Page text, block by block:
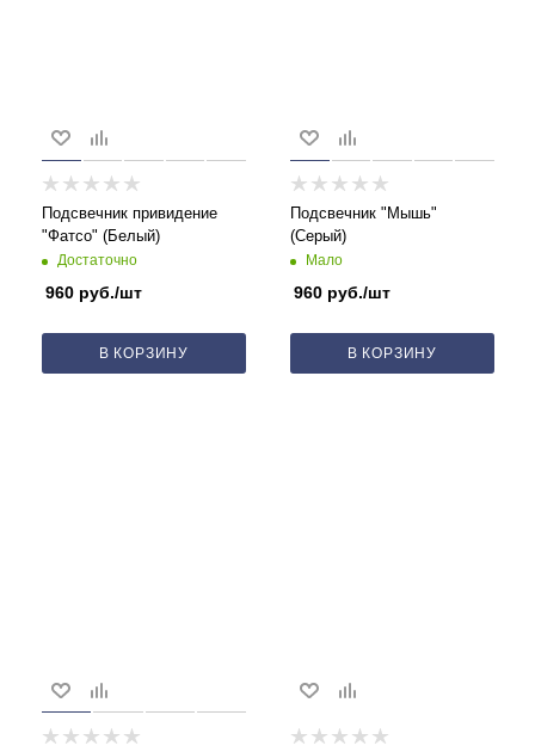
Подсвечник привидение
"Фатсо" (Белый)
Достаточно
960 руб./шт
В КОРЗИНУ
Подсвечник "Мышь"
(Серый)
Мало
960 руб./шт
В КОРЗИНУ